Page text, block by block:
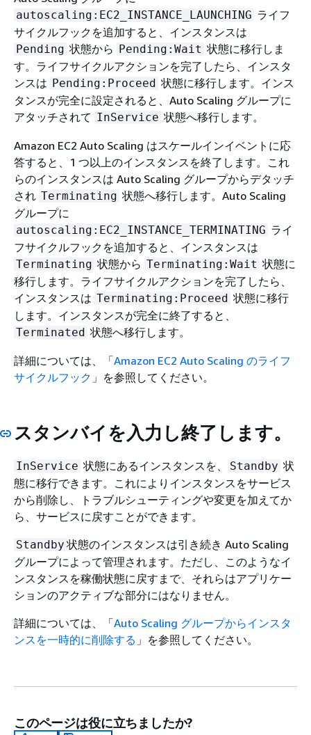
autoscaling:EC2_INSTANCE_LAUNCHING ライフ
サイクルフックを追加すると、インスタンスは
Pending 状態から Pending:Wait 状態に移行しま
す。ライフサイクルアクションを完了したら、インスタ
ンスは Pending:Proceed 状態に移行します。インス
タンスが完全に設定されると、Auto Scaling グループに
アタッチされて InService 状態へ移行します。
Amazon EC2 Auto Scaling はスケールインイベントに応
答すると、1 つ以上のインスタンスを終了します。これ
らのインスタンスは Auto Scaling グループからデタッチ
され Terminating 状態へ移行します。Auto Scaling
グループに
autoscaling:EC2_INSTANCE_TERMINATING ライ
フサイクルフックを追加すると、インスタンスは
Terminating 状態から Terminating:Wait 状態に
移行します。ライフサイクルアクションを完了したら、
インスタンスは Terminating:Proceed 状態に移行
します。インスタンスが完全に終了すると、
Terminated 状態へ移行します。
詳細については、「Amazon EC2 Auto Scaling のライフ
サイクルフック 」を参照してください。
スタンバイを入力し終了します。
InService 状態にあるインスタンスを、 Standby 状
態に移行できます。これによりインスタンスをサービス
から削除し、トラブルシューティングや変更を加えてか
ら、サービスに戻すことができます。
Standby 状態のインスタンスは引き続き Auto Scaling
グループによって管理されます。ただし、このようなイ
ンスタンスを稼働状態に戻すまで、それらはアプリケー
ションのアクティブな部分にはなりません。
詳細については、「Auto Scaling グループからインスタ
ンスを一時的に削除する 」を参照してください。
このページは役に立ちましたか?